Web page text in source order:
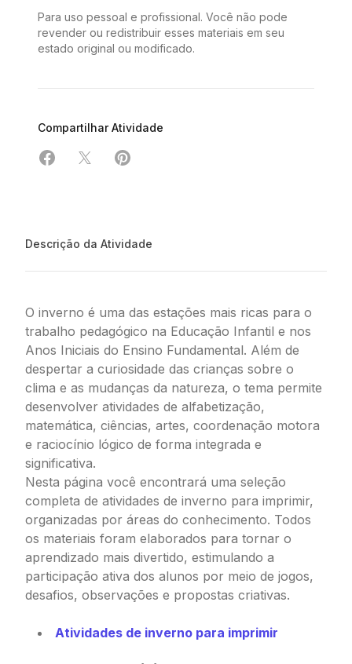
Para uso pessoal e profissional. Você não pode
revender ou redistribuir esses materiais em seu
estado original ou modificado.
Compartilhar Atividade
Compartilhar em Facebook
Compartilhar em X
Compartilhar em Pinterest
Descrição da Atividade
O inverno é uma das estações mais ricas para o
trabalho pedagógico na Educação Infantil e nos
Anos Iniciais do Ensino Fundamental. Além de
despertar a curiosidade das crianças sobre o
clima e as mudanças da natureza, o tema permite
desenvolver atividades de alfabetização,
matemática, ciências, artes, coordenação motora
e raciocínio lógico de forma integrada e
significativa.
Nesta página você encontrará uma seleção
completa de atividades de inverno para imprimir,
organizadas por áreas do conhecimento. Todos
os materiais foram elaborados para tornar o
aprendizado mais divertido, estimulando a
participação ativa dos alunos por meio de jogos,
desafios, observações e propostas criativas.
Atividades de inverno para imprimir